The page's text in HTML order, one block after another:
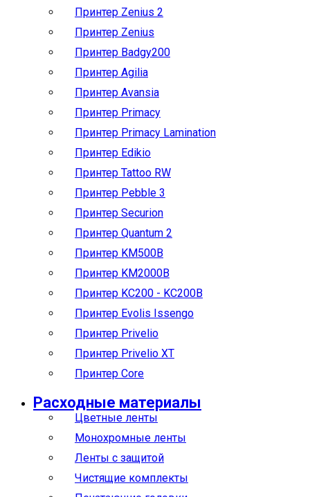
Принтер Zenius 2
Принтер Zenius
Принтер Badgy200
Принтер Agilia
Принтер Avansia
Принтер Primacy
Принтер Primacy Lamination
Принтер Edikio
Принтер Tattoo RW
Принтер Pebble 3
Принтер Securion
Принтер Quantum 2
Принтер KM500B
Принтер KM2000B
Принтер KC200 - KC200B
Принтер Evolis Issengo
Принтер Privelio
Принтер Privelio XT
Принтер Core
Расходные материалы
Цветные ленты
Монохромные ленты
Ленты с защитой
Чистящие комплекты